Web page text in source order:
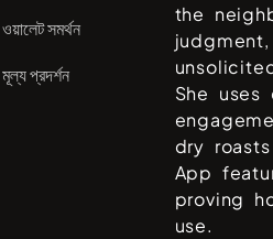
ওয়ালেট সমর্থন
মূল্য প্রদর্শন
the
She uses
dry
App
proving
use.